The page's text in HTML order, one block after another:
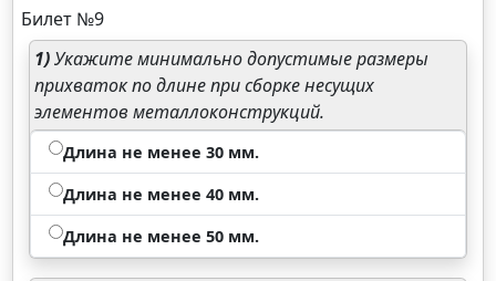
Билет №9
1)Укажите минимально допустимые размеры
прихваток по длине при сборке несущих
элементов металлоконструкций.
Длина не менее 30 мм.
Длина не менее 40 мм.
Длина не менее 50 мм.